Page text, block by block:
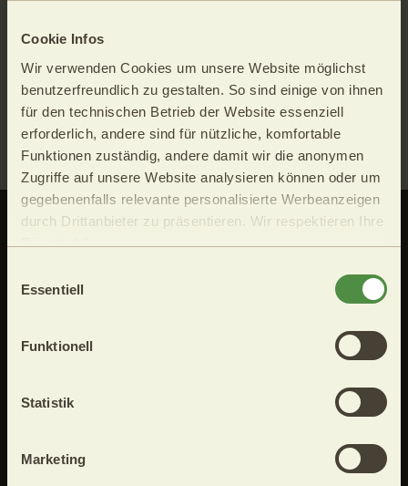
Cookie Infos
Wir verwenden Cookies um unsere Website möglichst
benutzerfreundlich zu gestalten. So sind einige von ihnen
für den technischen Betrieb der Website essenziell
erforderlich, andere sind für nützliche, komfortable
Funktionen zuständig, andere damit wir die anonymen
Zugriffe auf unsere Website analysieren können oder um
gegebenenfalls relevante personalisierte Werbeanzeigen
durch Drittanbieter zu präsentieren. Wir respektieren Ihre
Privatsphäre.
unter "Cookie Infos & Einstellungen" zu jederzeit bequem
Essentiell
Funktionell
Statistik
Marketing
KONTAKT
Prissianerstr. 4, 39010 Tisens
MwSt.-Nr.: 03233110216